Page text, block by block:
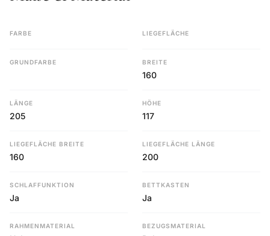
FARBE LIEGEFLÄCHE
GRUNDFARBE BREITE
160
LÄNGE
205
HÖHE
117
LIEGEFLÄCHE BREITE
160
LIEGEFLÄCHE LÄNGE
200
SCHLAFFUNKTION
Ja
BETTKASTEN
Ja
RAHMENMATERIAL BEZUGSMATERIAL